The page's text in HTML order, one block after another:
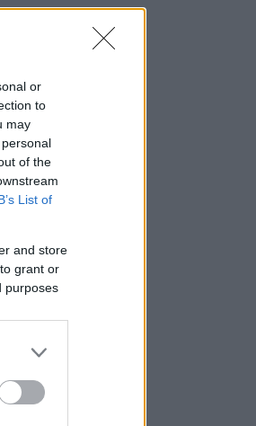
or
to
may
of the
List of
and store
grant or
purposes